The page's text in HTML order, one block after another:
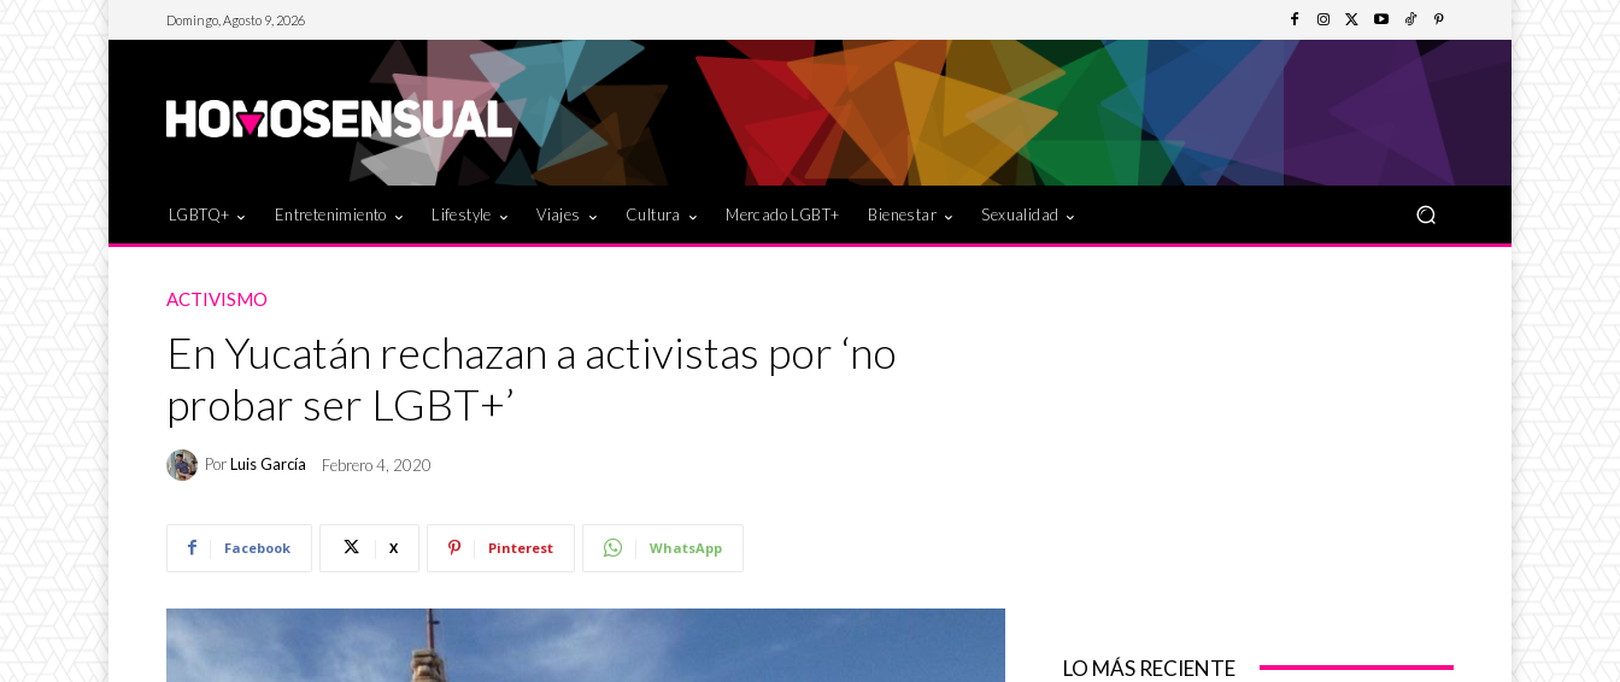
Domingo, Agosto 9, 2026
LGBTQ+ Entretenimiento Lifestyle Viajes Cultura Mercado LGBT+ Bienestar Sexualidad
ACTIVISMO
En Yucatán rechazan a activistas por ‘no
probar ser LGBT+’
PorLuis García Febrero 4, 2020
Facebook X Pinterest WhatsApp
LO MÁS RECIENTE